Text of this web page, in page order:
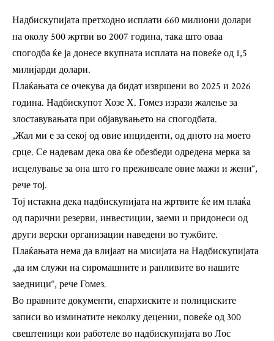
Надбискупијата претходно исплати 660 милиони долари
на околу 500 жртви во 2007 година, така што оваа
спогодба ќе ја донесе вкупната исплата на повеќе од 1,5
милијарди долари.
Плаќањата се очекува да бидат извршени во 2025 и 2026
година. Надбискупот Хозе Х. Гомез изрази жалење за
злоставувањата при објавувањето на спогодбата.
„Жал ми е за секој од овие инциденти, од дното на моето
срце. Се надевам дека ова ќе обезбеди одредена мерка за
исцелување за она што го преживеале овие мажи и жени“,
рече тој.
Тој истакна дека надбискупијата на жртвите ќе им плаќа
од парични резерви, инвестиции, заеми и придонеси од
други верски организации наведени во тужбите.
Плаќањата нема да влијаат на мисијата на Надбискупијата
„да им служи на сиромашните и ранливите во нашите
заедници“, рече Гомез.
Во правните документи, епархиските и полициските
записи во изминатите неколку децении, повеќе од 300
свештеници кои работеле во надбискупијата во Лос